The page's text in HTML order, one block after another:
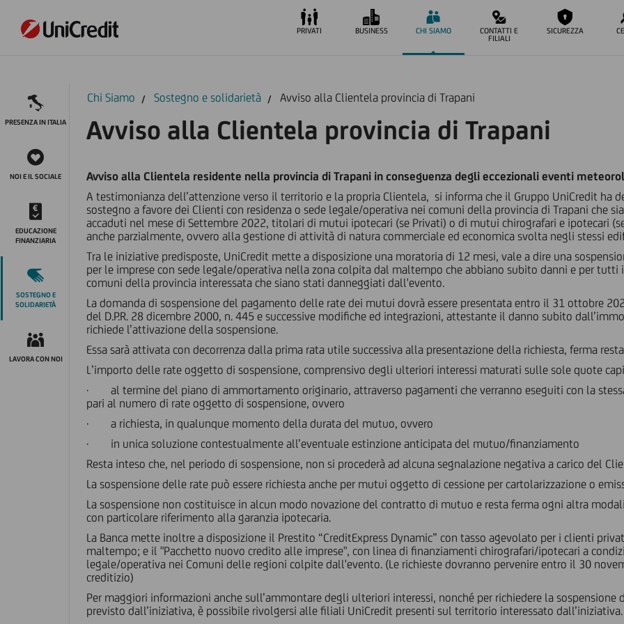
PRIVATI BUSINESS CHI SIAMO CONTATTI E
FILIALI
SICUREZZA
PRESENZA IN ITALIA
NOI E IL SOCIALE
EDUCAZIONE
FINANZIARIA
SOSTEGNO E
SOLIDARIETÀ
LAVORA CON NOI
Chi Siamo Sostegno e solidarietà Avviso alla Clientela provincia di Trapani
Avviso alla Clientela provincia di Trapani
Avviso alla Clientela residente nella provincia di Trapani in conseguenza degli eccezionali eventi
A testimonianza dell’attenzione verso il territorio e la propria Clientela, si informa che il Gruppo UniCredit ha
sostegno a favore dei Clienti con residenza o sede legale/operativa nei comuni della provincia di Trapani che
accaduti nel mese di Settembre 2022, titolari di mutui ipotecari (se Privati) o di mutui chirografari e ipotecari
anche parzialmente, ovvero alla gestione di attività di natura commerciale ed economica svolta negli stessi
Tra le iniziative predisposte, UniCredit mette a disposizione una moratoria di 12 mesi, vale a dire una
per le imprese con sede legale/operativa nella zona colpita dal maltempo che abbiano subito danni e per
comuni della provincia interessata che siano stati danneggiati dall'evento.
La domanda di sospensione del pagamento delle rate dei mutui dovrà essere presentata entro il 31 ottobre
del D.P.R. 28 dicembre 2000, n. 445 e successive modifiche ed integrazioni, attestante il danno subito
richiede l’attivazione della sospensione.
Essa sarà attivata con decorrenza dalla prima rata utile successiva alla presentazione della richiesta, ferma
L’importo delle rate oggetto di sospensione, comprensivo degli ulteriori interessi maturati sulle sole quote
· al termine del piano di ammortamento originario, attraverso pagamenti che verranno eseguiti con la
pari al numero di rate oggetto di sospensione, ovvero
· a richiesta, in qualunque momento della durata del mutuo, ovvero
· in unica soluzione contestualmente all’eventuale estinzione anticipata del mutuo/finanziamento
Resta inteso che, nel periodo di sospensione, non si procederà ad alcuna segnalazione negativa a carico del
La sospensione delle rate può essere richiesta anche per mutui oggetto di cessione per cartolarizzazione o
La sospensione non costituisce in alcun modo novazione del contratto di mutuo e resta ferma ogni altra
con particolare riferimento alla garanzia ipotecaria.
La Banca mette inoltre a disposizione il Prestito “CreditExpress Dynamic” con tasso agevolato per i clienti
maltempo; e il "Pacchetto nuovo credito alle imprese", con linea di finanziamenti chirografari/ipotecari a
legale/operativa nei Comuni delle regioni colpite dall'evento. (Le richieste dovranno pervenire entro il 30
creditizio)
Per maggiori informazioni anche sull’ammontare degli ulteriori interessi, nonché per richiedere la
previsto dall’iniziativa, è possibile rivolgersi alle filiali UniCredit presenti sul territorio interessato dall’iniziativa.